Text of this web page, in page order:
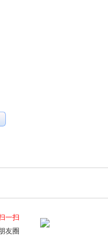
一扫
友圈